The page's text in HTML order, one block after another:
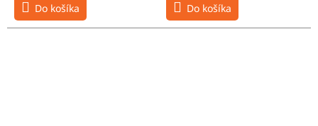
Do košíka Do košíka